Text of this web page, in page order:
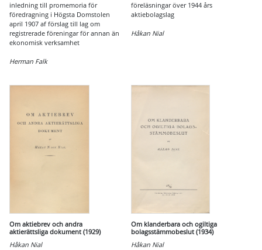
inledning till promemoria för
föredragning i Högsta Domstolen
april 1907 af förslag till lag om
registrerade föreningar för annan än
ekonomisk verksamhet
Herman Falk
föreläsningar över 1944 års
aktiebolagslag
Håkan Nial
Om aktiebrev och andra
aktierättsliga dokument (1929)
Håkan Nial
Om klanderbara och ogiltiga
bolagsstämmobeslut (1934)
Håkan Nial